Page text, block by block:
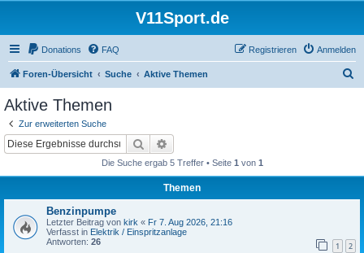
V11Sport.de
Donations FAQ Anmelden
Registrieren
Foren-Übersicht Suche Aktive Themen
Aktive Themen
Zur erweiterten Suche
Suche
Die Suche ergab 5 Treffer • Seite 1 von 1
Themen
Benzinpumpe
Letzter Beitrag von kirk « Fr 7. Aug 2026, 21:16
Verfasst in Elektrik / Einspritzanlage
Antworten: 26 1 2